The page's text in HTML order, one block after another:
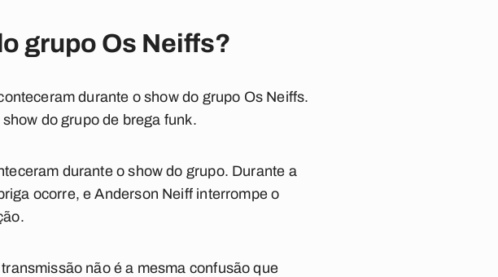
grupo Os Neiffs?
durante o show do grupo Os Neiffs.
do grupo de brega funk.
durante o show do grupo. Durante a
ocorre, e Anderson Neiff interrompe o
não é a mesma confusão que